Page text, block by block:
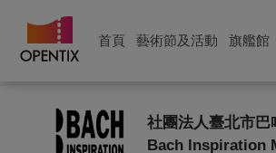
首頁 藝術節及活動 旗艦館
社團法人臺北市
Bach Inspiration